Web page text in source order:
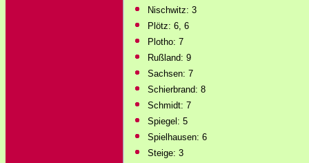
Nischwitz: 3
Plötz: 6, 6
Plotho: 7
Rußland: 9
Sachsen: 7
Schierbrand: 8
Schmidt: 7
Spiegel: 5
Spielhausen: 6
Steige: 3